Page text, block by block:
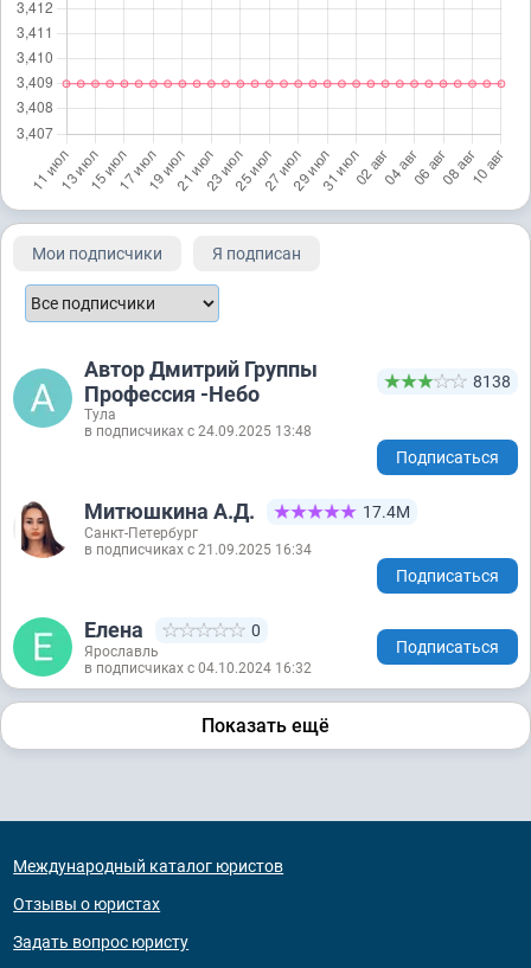
Мои подписчики Я подписан
Автор Дмитрий Группы
Профессия -Небо
8138
Тула
в подписчиках с 24.09.2025 13:48
Подписаться
Митюшкина А.Д. 17.4М
Санкт-Петербург
в подписчиках с 21.09.2025 16:34
Подписаться
Елена 0
Ярославль
в подписчиках с 04.10.2024 16:32
Подписаться
Показать ещё
Международный каталог юристов
Отзывы о юристах
Задать вопрос юристу